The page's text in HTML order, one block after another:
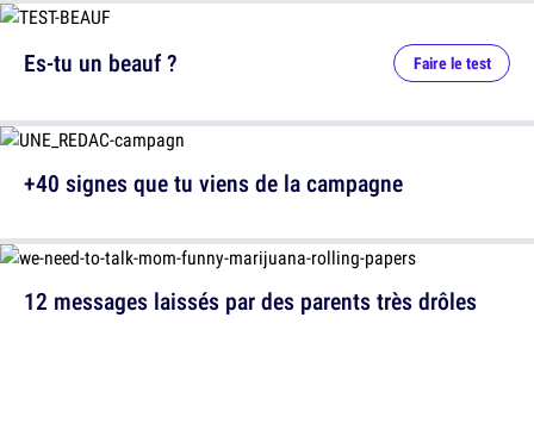
12 messages laissés par des parents très drôles
Es-tu un beauf ? Faire le test
+40 signes que tu viens de la campagne